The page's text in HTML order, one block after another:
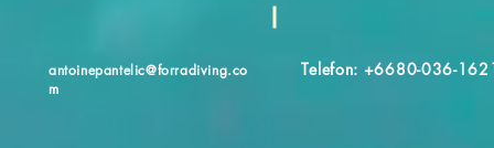
antoinepantelic@forradiving.co
m
Telefon: +6680-036-